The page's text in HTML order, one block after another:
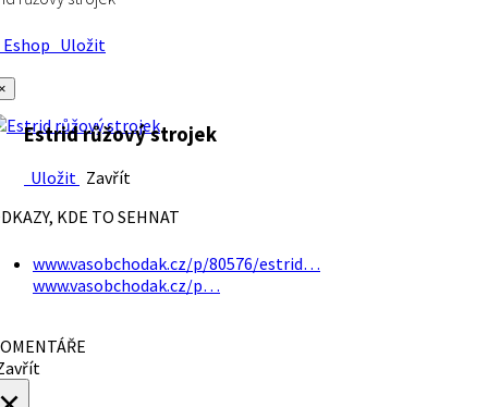
Uložit
Estrid růžový strojek
Uložit Zavřít
KDE TO SEHNAT
www.vasobchodak.cz/p/80576/estrid…
www.vasobchodak.cz/p…